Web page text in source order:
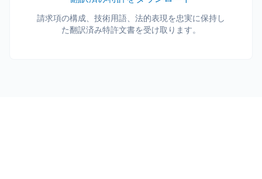
請求項の構成、技術用語、法的表現を忠実に保持し
た翻訳済み特許文書を受け取ります。